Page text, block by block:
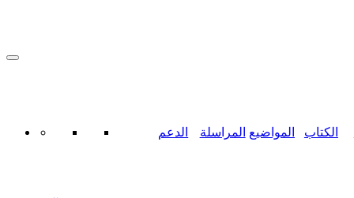
الدعم المراسلة المواضيع الكتاب